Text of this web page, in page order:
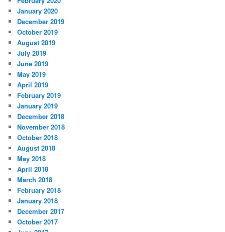
January 2020
December 2019
October 2019
August 2019
July 2019
June 2019
May 2019
April 2019
February 2019
January 2019
December 2018
November 2018
October 2018
August 2018
May 2018
April 2018
March 2018
February 2018
January 2018
December 2017
October 2017